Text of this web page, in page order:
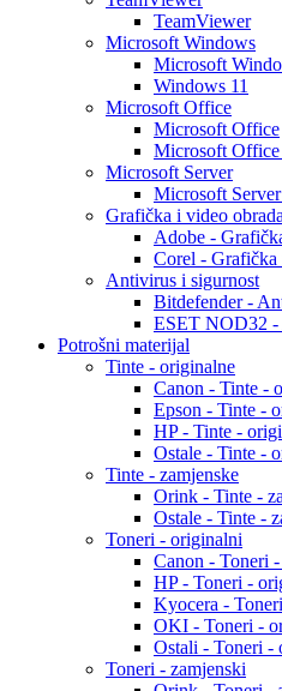
TeamViewer
Microsoft Windows
Microsoft
Windows 11
Microsoft Office
Microsoft Office
Microsoft
Microsoft Server
Microsoft
Grafička i video obrada
Adobe -
Corel - Grafička
Antivirus i sigurnost
Bitdefender -
ESET NOD32 -
Potrošni materijal
Tinte - originalne
Canon - Tinte -
Epson - Tinte -
HP - Tinte -
Ostale - Tinte -
Tinte - zamjenske
Orink - Tinte -
Ostale - Tinte -
Toneri - originalni
Canon - Toneri
HP - Toneri -
Kyocera -
OKI - Toneri -
Ostali - Toneri -
Toneri - zamjenski